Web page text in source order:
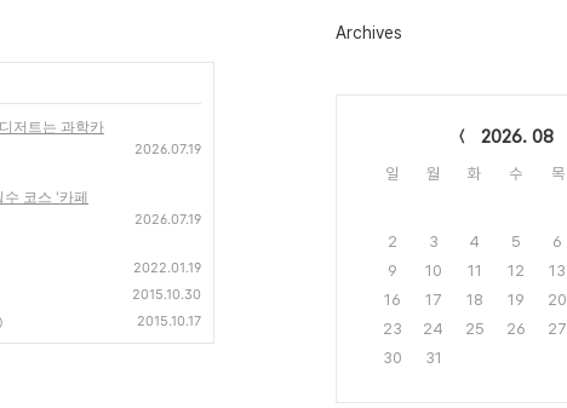
저트는 과학카
2026.07.19
코스 '카페
2026.07.19
2022.01.19
2015.10.30
2015.10.17
그
Archives
2026. 08
일 월 화 수 목
2
3 4 5 6
9
10 11 12 13
16
17 18 19 20
23
24 25 26 27
30
31